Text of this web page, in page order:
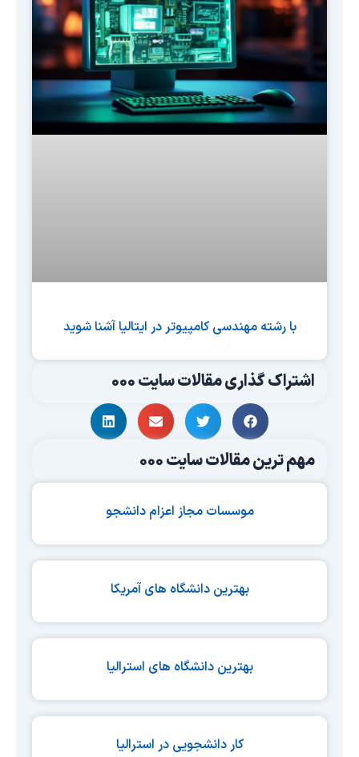
با رشته مهندسی کامپیوتر در ایتالیا آشنا شوید
اشتراک گذاری مقالات سایت 000
مهم ترین مقالات سایت 000
موسسات مجاز اعزام دانشجو
بهترین دانشگاه های آمریکا
بهترین دانشگاه های استرالیا
کار دانشجویی در استرالیا